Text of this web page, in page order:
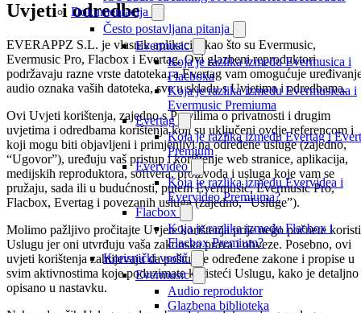
Dokumentacija
Često postavljana pitanja
Evermusic
Koja je razlika između Evermusica i
Flacboxa
Koja je razlika između Evermusicaa i
Evermusic Premiuma
Evertag
Koja je razlika između Evertag i
Premium
Evervideo
Koja je razlika između Evervidea i
Evervideo Premiuma?
Flacbox
Koja je razlika između Flacbox i
Flacbox Premium?
Korisnički vodič
Evermusic
Audio reproduktor
Glazbena biblioteka
Uvjeti i odredbe
EVERAPPZ S.L. je vlasnik aplikacija kao što su Evermusic,
Evermusic Pro, Flacbox i Evertag. Ovi glazbeni reproduktori
podržavaju razne vrste datoteka, a Evertag vam omogućuje
audio oznaka vaših datoteka, sve u skladu s Uvjetima i odredbama.
Ovi Uvjeti korištenja, zajedno s Pravilima o privatnosti i drugim
uvjetima i odredbama korištenja koji su uključeni ovdje referencom i
koji mogu biti objavljeni i primjenjivi na određene usluge (zajedno,
“Ugovor”), uređuju vaš pristup i korištenje web stranice, aplikacija,
medijskih reproduktora, softvera, proizvoda i usluga koje vam se
pružaju, sada ili u budućnosti, putem Evermusic, Evermusic Pro,
Flacbox, Evertag i povezanih usluga (zajedno, “Usluge”).
Molimo pažljivo pročitajte Uvjete korištenja prije nego počnete
Uslugu jer oni utvrđuju vaša zakonska prava i obveze. Posebno, ovi
uvjeti korištenja zahtijevaju da poštujete određene zakone i propise u
svim aktivnostima koje poduzimate koristeći Uslugu, kako je detaljno
opisano u nastavku.